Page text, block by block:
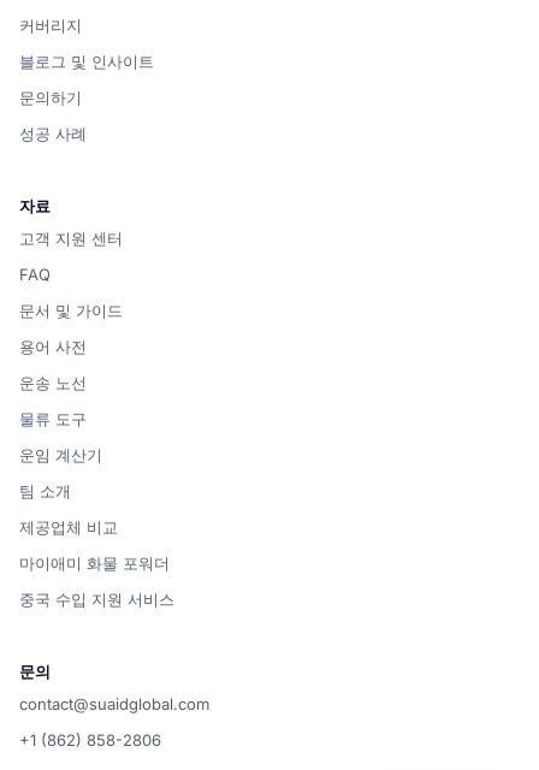
커버리지
블로그 및 인사이트
문의하기
성공 사례
자료
고객 지원 센터
FAQ
문서 및 가이드
용어 사전
운송 노선
물류 도구
운임 계산기
팀 소개
제공업체 비교
마이애미 화물 포워더
중국 수입 지원 서비스
문의
contact@suaidglobal.com
+1 (862) 858-2806